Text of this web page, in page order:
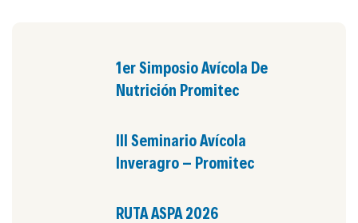
1er Simposio Avícola De
Nutrición Promitec
III Seminario Avícola
Inveragro – Promitec
RUTA ASPA 2026